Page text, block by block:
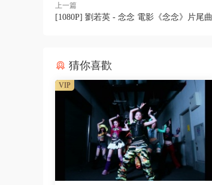
上一篇
[1080P] 劉若英 - 念念 電影《念念》片尾曲
猜你喜歡
VIP